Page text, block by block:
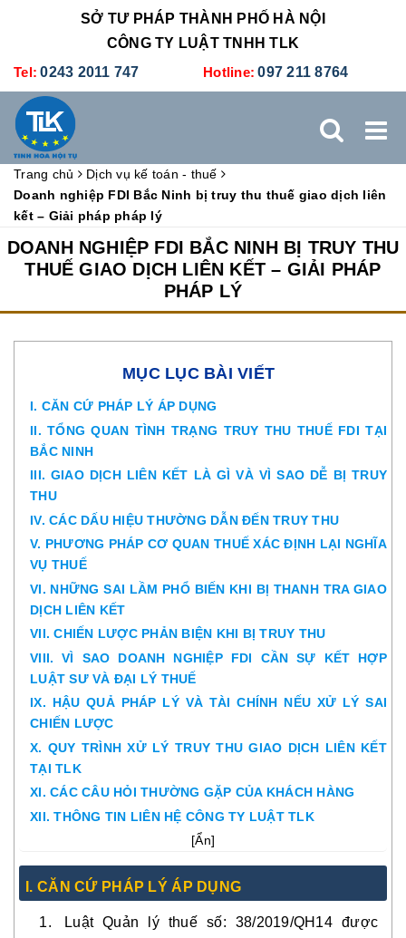
SỞ TƯ PHÁP THÀNH PHỐ HÀ NỘI
CÔNG TY LUẬT TNHH TLK
Tel: 0243 2011 747 Hotline: 097 211 8764
GIỚI THIỆU
DỊCH VỤ KẾ TOÁN - THUẾ XÚC TIẾN THƯƠNG MẠI
TUYỂN DỤNG
Trang chủ
Dịch vụ kế toán - thuế
Doanh nghiệp FDI Bắc Ninh bị truy thu thuế giao dịch liên
kết – Giải pháp pháp lý
DOANH NGHIỆP FDI BẮC NINH BỊ TRUY THU
THUẾ GIAO DỊCH LIÊN KẾT – GIẢI PHÁP
PHÁP LÝ
MỤC LỤC BÀI VIẾT
I. CĂN CỨ PHÁP LÝ ÁP DỤNG
II. TỔNG QUAN TÌNH TRẠNG TRUY THU THUẾ FDI TẠI
BẮC NINH
III. GIAO DỊCH LIÊN KẾT LÀ GÌ VÀ VÌ SAO DỄ BỊ TRUY
THU
IV. CÁC DẤU HIỆU THƯỜNG DẪN ĐẾN TRUY THU
V. PHƯƠNG PHÁP CƠ QUAN THUẾ XÁC ĐỊNH LẠI NGHĨA
VỤ THUẾ
VI. NHỮNG SAI LẦM PHỔ BIẾN KHI BỊ THANH TRA GIAO
DỊCH LIÊN KẾT
VII. CHIẾN LƯỢC PHẢN BIỆN KHI BỊ TRUY THU
VIII. VÌ SAO DOANH NGHIỆP FDI CẦN SỰ KẾT HỢP
LUẬT SƯ VÀ ĐẠI LÝ THUẾ
IX. HẬU QUẢ PHÁP LÝ VÀ TÀI CHÍNH NẾU XỬ LÝ SAI
CHIẾN LƯỢC
X. QUY TRÌNH XỬ LÝ TRUY THU GIAO DỊCH LIÊN KẾT
TẠI TLK
XI. CÁC CÂU HỎI THƯỜNG GẶP CỦA KHÁCH HÀNG
XII. THÔNG TIN LIÊN HỆ CÔNG TY LUẬT TLK
[Ẩn]
I. CĂN CỨ PHÁP LÝ ÁP DỤNG
Luật Quản lý thuế số: 38/2019/QH14 được